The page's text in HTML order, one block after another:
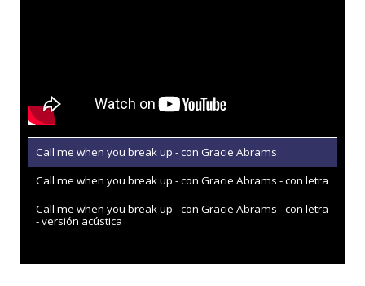
Call me when you break up - con Gracie Abrams
Call me when you break up - con Gracie Abrams - con letra
Call me when you break up - con Gracie Abrams - con letra
- versión acústica